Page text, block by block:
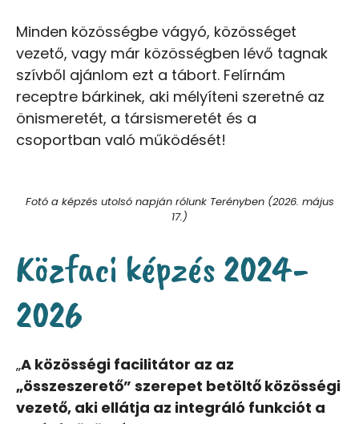
Minden közösségbe vágyó, közösséget
vezető, vagy már közösségben lévő tagnak
szívből ajánlom ezt a tábort. Felírnám
receptre bárkinek, aki mélyíteni szeretné az
önismeretét, a társismeretét és a
csoportban való működését!
Fotó a képzés utolsó napján rólunk Terényben (2026. május
17.)
Közfaci képzés 2024-
2026
„A közösségi facilitátor az az
„összeszerető” szerepet betöltő közösségi
vezető, aki ellátja az integráló funkciót a